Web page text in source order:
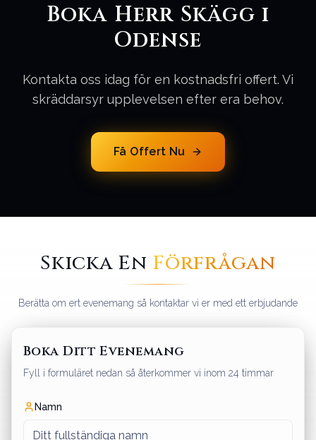
Boka Herr Skägg i
Odense
Kontakta oss idag för en kostnadsfri offert. Vi
skräddarsyr upplevelsen efter era behov.
Få Offert Nu
Skicka En Förfrågan
Berätta om ert evenemang så kontaktar vi er med ett erbjudande
Boka Ditt Evenemang
Fyll i formuläret nedan så återkommer vi inom 24 timmar
Namn